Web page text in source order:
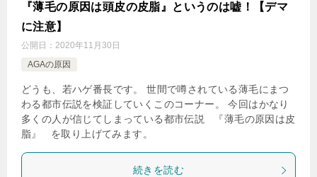
『薄毛の原因は頭皮の皮脂』というのは嘘！【デマ
に注意】
公開日： 2020年11月30日
AGAの原因
どうも、若ハゲ番長です。 世間で噂されている薄毛にまつ
わる都市伝説を検証していくこのコーナー。 今回はかなり
多くの人が信じてしまっている都市伝説 『薄毛の原因は皮
脂』 を取り上げてみます。
続きを読む